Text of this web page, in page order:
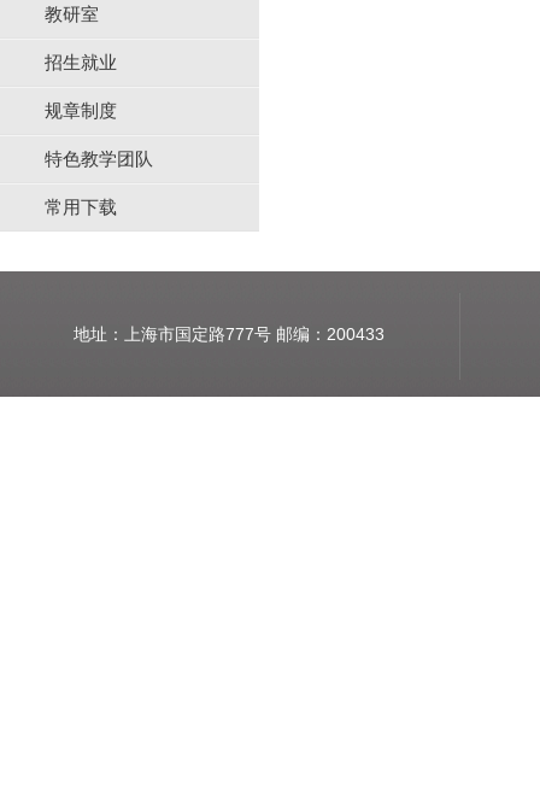
教研室
招生就业
规章制度
特色教学团队
常用下载
地址：上海市国定路777号 邮编：200433